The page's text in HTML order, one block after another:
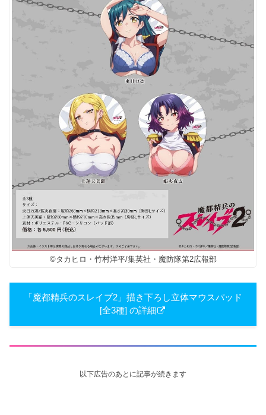
©タカヒロ・竹村洋平/集英社・魔防隊第2広報部
「魔都精兵のスレイブ2」描き下ろし立体マウスパッド
[全3種] の詳細
以下広告のあとに記事が続きます